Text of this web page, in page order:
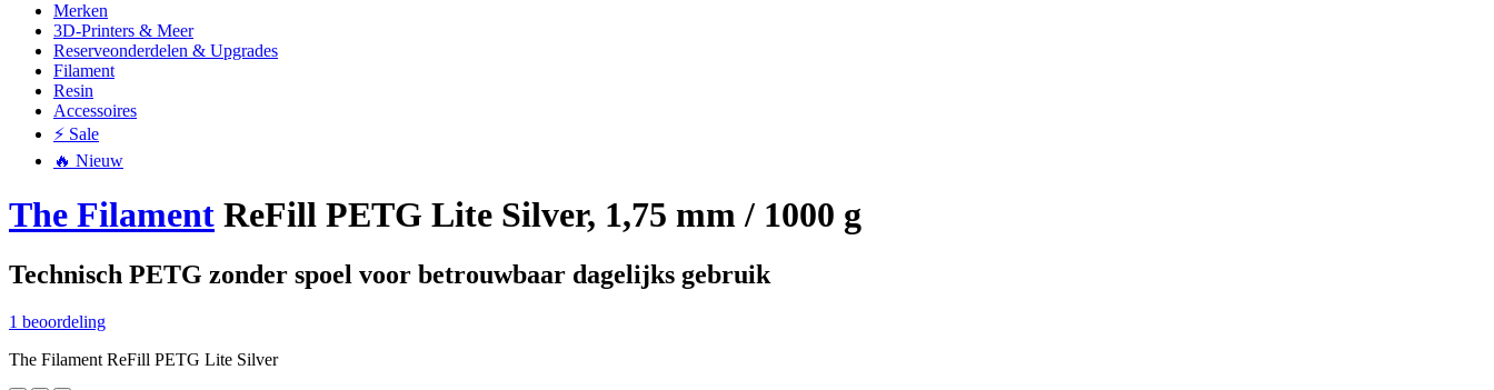
Merken
3D-Printers & Meer
Reserveonderdelen & Upgrades
Filament
Resin
Accessoires
⚡ Sale
🔥 Nieuw
The Filament ReFill PETG Lite Silver, 1,75 mm / 1000 g
Technisch PETG zonder spoel voor betrouwbaar dagelijks gebruik
1 beoordeling
The Filament ReFill PETG Lite Silver